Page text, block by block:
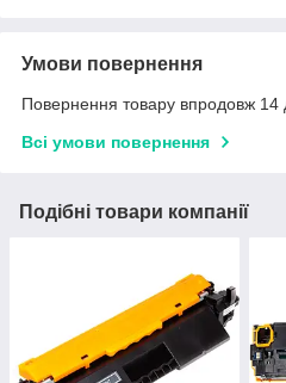
Умови повернення
Повернення товару впродовж 14
Всі умови повернення
Подібні товари компанії